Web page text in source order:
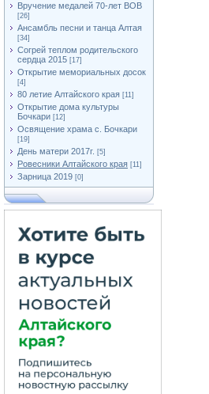
Вручение медалей 70-лет ВОВ
[26]
Ансамбль песни и танца Алтая
[34]
Согрей теплом родительского
сердца 2015 [17]
Открытие мемориальных досок
[4]
80 летие Алтайского края [11]
Открытие дома культуры
Бочкари [12]
Освящение храма с. Бочкари
[19]
День матери 2017г. [5]
Ровесники Алтайского края [11]
Зарница 2019 [0]